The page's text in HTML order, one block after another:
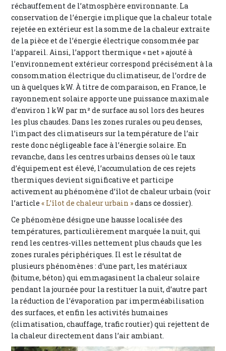
réchauffement de l’atmosphère environnante. La
conservation de l’énergie implique que la chaleur totale
rejetée en extérieur est la somme de la chaleur extraite
de la pièce et de l’énergie électrique consommée par
l’appareil. Ainsi, l’apport thermique « net » ajouté à
l’environnement extérieur correspond précisément à la
consommation électrique du climatiseur, de l’ordre de
un à quelques kW. À titre de comparaison, en France, le
rayonnement solaire apporte une puissance maximale
d’environ 1 kW par m² de surface au sol lors des heures
les plus chaudes. Dans les zones rurales ou peu denses,
l’impact des climatiseurs sur la température de l’air
reste donc négligeable face à l’énergie solaire. En
revanche, dans les centres urbains denses où le taux
d’équipement est élevé, l’accumulation de ces rejets
thermiques devient significative et participe
activement au phénomène d’îlot de chaleur urbain (voir
l’article« L’îlot de chaleur urbain »dans ce dossier).
Ce phénomène désigne une hausse localisée des
températures, particulièrement marquée la nuit, qui
rend les centres-villes nettement plus chauds que les
zones rurales périphériques. Il est le résultat de
plusieurs phénomènes : d’une part, les matériaux
(bitume, béton) qui emmagasinent la chaleur solaire
pendant la journée pour la restituer la nuit, d’autre part
la réduction de l’évaporation par imperméabilisation
des surfaces, et enfin les activités humaines
(climatisation, chauffage, trafic routier) qui rejettent de
la chaleur directement dans l’air ambiant.